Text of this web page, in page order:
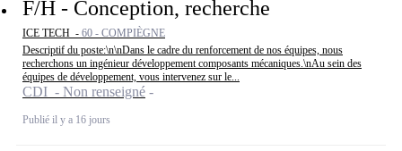
F/H - Conception, recherche
ICE TECH - 60 - COMPIÈGNE
Descriptif du poste:\n\nDans le cadre du renforcement de nos équipes, nous
recherchons un ingénieur développement composants mécaniques.\nAu sein des
équipes de développement, vous intervenez sur le...
CDI - Non renseigné
Publié il y a 16 jours